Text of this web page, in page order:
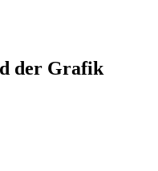
der Grafik